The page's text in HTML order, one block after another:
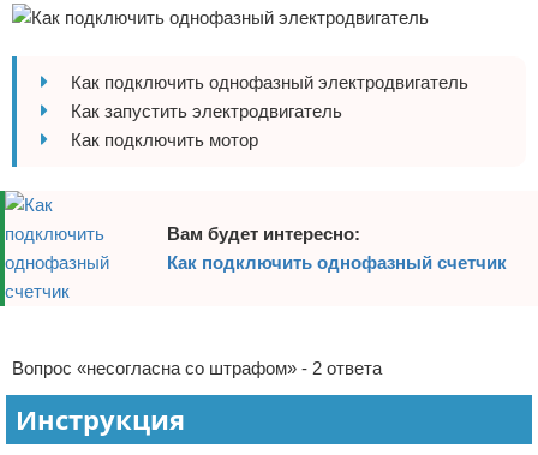
Дизайн дачи
Дизайн квартиры
Кухня
Посуда
Ремонт
Ремонт дачи
Инструменты
Домашний быт
Коммунальные услуги
Безопасность
Сотрудничество
Размещение рекламы
Для правообладателей
Отказ от ответственности
Как подключить однофазный электродвигатель
Как запустить электродвигатель
Как подключить мотор
Вам будет интересно:
Как подключить однофазный счетчик
Вопрос «несогласна со штрафом» - 2 ответа
Инструкция